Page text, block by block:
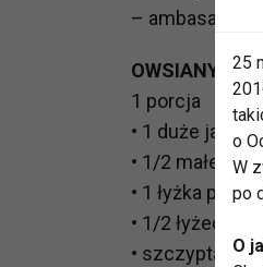
–
OWSIANY
1 porcja
• 1 duże jajko
• 1/2 małego
• 1 łyżka
• 1/2 łyżeczki
• szczypta
25
o
W
po
O